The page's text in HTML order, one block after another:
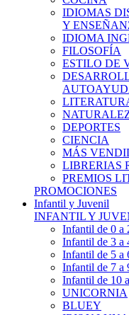
IDIOMAS
Y
IDIOMA
FILOSOFÍA
ESTILO DE
DEPORTES
CIENCIA
MÁS
LIBRERIAS
PREMIOS
PROMOCIONES
Infantil y Juvenil
INFANTIL Y
Infantil de 0 a
Infantil de 3 a
Infantil de 5 a
Infantil de 7 a
Infantil de 10
UNICORNIA
BLUEY